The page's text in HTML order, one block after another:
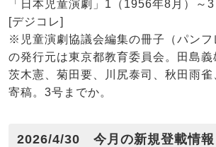
「日本児童演劇」1（1956年8月）～
[デジコレ]
※児童演劇協議会編集の冊子（パンフ
の発行元は東京都教育委員会。田島義
茨木憲、菊田要、川尻泰司、秋田雨
寄稿。3号までか。
2026/4/30 今月の新規登載情報